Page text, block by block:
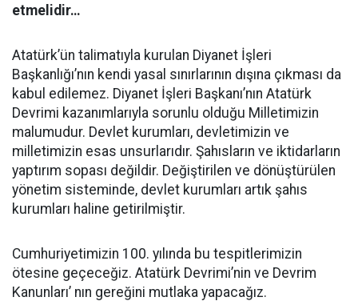
etmelidir…
Atatürk’ün talimatıyla kurulan Diyanet İşleri
Başkanlığı’nın kendi yasal sınırlarının dışına çıkması da
kabul edilemez. Diyanet İşleri Başkanı’nın Atatürk
Devrimi kazanımlarıyla sorunlu olduğu Milletimizin
malumudur. Devlet kurumları, devletimizin ve
milletimizin esas unsurlarıdır. Şahısların ve iktidarların
yaptırım sopası değildir. Değiştirilen ve dönüştürülen
yönetim sisteminde, devlet kurumları artık şahıs
kurumları haline getirilmiştir.
Cumhuriyetimizin 100. yılında bu tespitlerimizin
ötesine geçeceğiz. Atatürk Devrimi’nin ve Devrim
Kanunları’ nın gereğini mutlaka yapacağız.